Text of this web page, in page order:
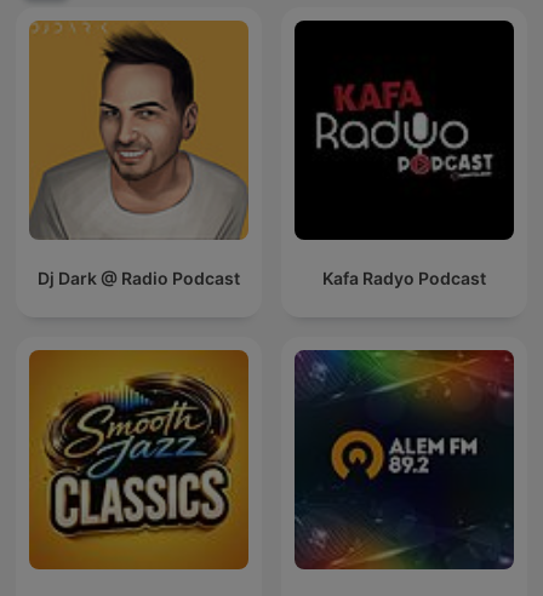
Dj Dark @ Radio Podcast Kafa Radyo Podcast